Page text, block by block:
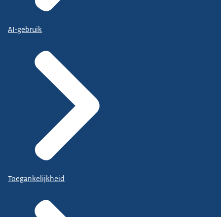
AI-gebruik
Toegankelijkheid